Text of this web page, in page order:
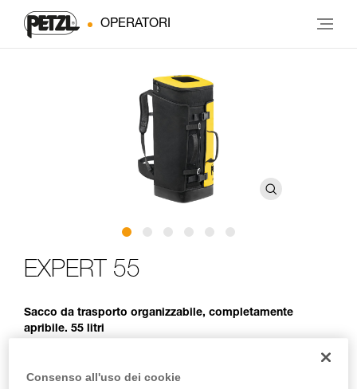
OPERATORI
EXPERT 55
Sacco da trasporto organizzabile, completamente
apribile. 55 litri
trasportare tutto il materiale necessario per le operazioni di
Consenso all'uso dei cookie